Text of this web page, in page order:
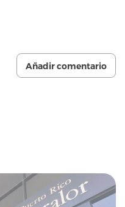
Añadir comentario